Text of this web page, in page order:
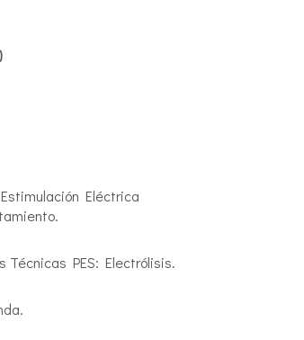
Eléctrica
Técnicas PES: Electrólisis.